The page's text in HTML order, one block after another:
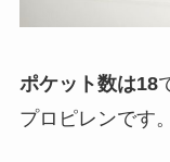
ポケット数は18
プロピレンです。